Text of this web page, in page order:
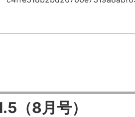
（8月号）